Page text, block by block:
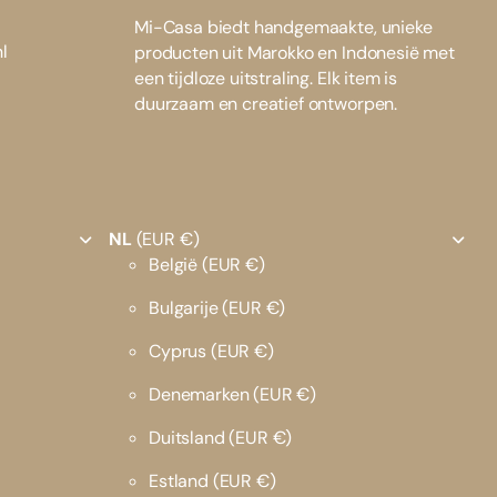
Mi-Casa biedt handgemaakte, unieke
producten uit Marokko en Indonesië met
een tijdloze uitstraling. Elk item is
duurzaam en creatief ontworpen.
NL (EUR €)
België(EUR €)
Bulgarije(EUR €)
Cyprus (EUR €)
Denemarken(EUR €)
Duitsland(EUR €)
Estland (EUR €)